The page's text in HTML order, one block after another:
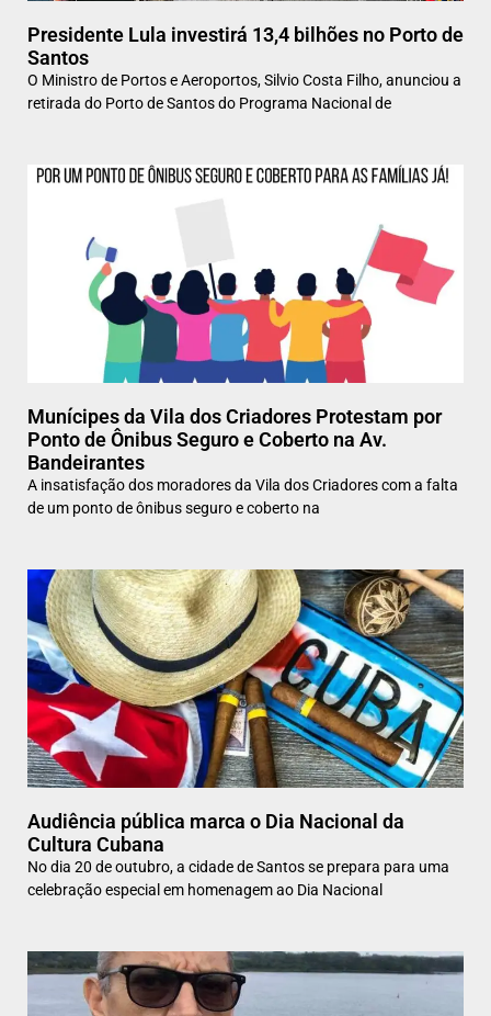
Presidente Lula investirá 13,4 bilhões no Porto de
Santos
O Ministro de Portos e Aeroportos, Silvio Costa Filho, anunciou a
retirada do Porto de Santos do Programa Nacional de
Munícipes da Vila dos Criadores Protestam por
Ponto de Ônibus Seguro e Coberto na Av.
Bandeirantes
A insatisfação dos moradores da Vila dos Criadores com a falta
de um ponto de ônibus seguro e coberto na
Audiência pública marca o Dia Nacional da
Cultura Cubana
No dia 20 de outubro, a cidade de Santos se prepara para uma
celebração especial em homenagem ao Dia Nacional